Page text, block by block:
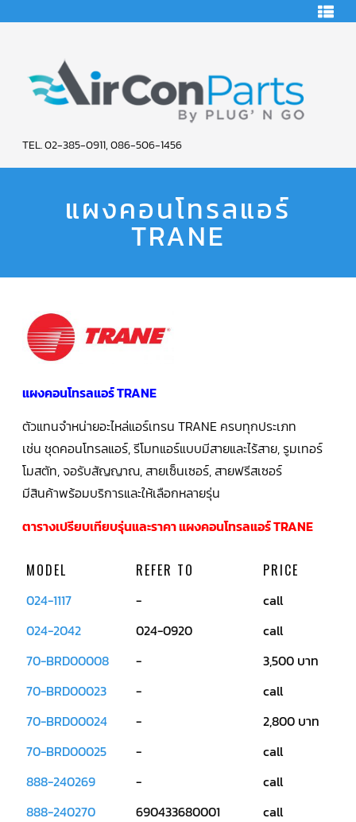
to
AIR
CON
PARTS
SERVICE
TEL. 02-385-0911, 086-506-1456
HOME
คอมเพรสเซอร์
COPELAND
COPELAND
น้ำยา
คอมเพรสเซอร์
แอร์
R134A
แอร์
SCROLL
น้ำยา
แอร์
R407C
คอมเพรสเซอร์
SCROLL
COPELAND
แอร์
R410A
คอมเพรสเซอร์
SCROLL
DANFOSS
แอร์
SCROLL
น้ำยา
แอร์
คอมเพรสเซอร์
แอร์
DANFOSS
น้ำยา
R407C
แผงคอนโทรลแอร์
TRANE
แผงคอนโทรลแอร์ TRANE
ตัวแทนจำหน่ายอะไหล่แอร์เทรน TRANE ครบทุกประเภท
เช่น ชุดคอนโทรลแอร์, รีโมทแอร์แบบมีสายและไร้สาย, รูมเทอร์
โมสตัท, จอรับสัญญาณ, สายเซ็นเซอร์, สายฟรีสเซอร์
มีสินค้าพร้อมบริการและให้เลือกหลายรุ่น
ตารางเปรียบเทียบรุ่นและราคา แผงคอนโทรลแอร์ TRANE
MODEL REFER TO
PRICE
024-1117
-
call
024-2042
024-0920
call
70-BRD00008
-
3,500 บาท
70-BRD00023
-
call
70-BRD00024
-
2,800 บาท
70-BRD00025
-
call
888-240269
-
call
888-240270
690433680001
call